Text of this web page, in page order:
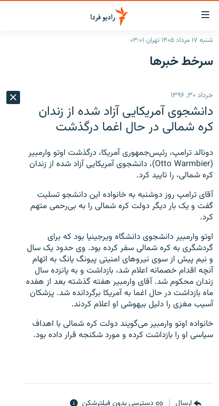
لینک‌های
قابلیت
دسترسی
بازگشت
اصلی
رفتن
به
صفحه
ایران
رادیو
انتخاب کنید و بشنوید
فرکانس‌ها
پادکست
گزارش‌های تصویری
گزارش‌های ویدئویی
زنان فردا
English
به ما بپیوندید
زبان‌های دیگر
شنبه ۱۷ مرداد ۱۴۰۵ تهران ۰۳:۰۱
سرخط‌ خبرها
خرداد ۳۰, ۱۳۹۶
دانشجوی آمریکایی آزاد شده از زندان
کره شمالی در حال اغما درگذشت
دونالد ترامپ، رئیس‌جمهوری آمریکا، درگذشت اوتو وارمبیر
(Otto Warmbier)، دانشجوی آمریکایی آزاد شده از زندان
کره شمالی، را تایید کرد.
آقای ترامپ روز دوشنبه به خانواده این دانشجو تسلیت
گفت و یک بار دیگر دولت کره شمالی را به بی‌رحمی متهم
کرد.
اوتو وارمبیر دانشجوی دانشگاه ویرجینیا بود که برای
گردشگری به کره شمالی سفر کرده بود. وی حدود یک سال
و نیم پیش از سوی نیروهای امنیتی پیونگ یانگ به اتهام
آنچه اقدام خصمانه اعلام شد، بازداشت و به پانزده سال
زندان محکوم شد. آقای وارمبیر هفته گذشته بعد از هفده
ماه بازداشت در حال اغما به آمریکا برگردانده شد. پزشکان
آسیب مغزی را دلیل بیهوشی او اعلام کردند.
خانواده اوتو وارمبیر می‌گویند دولت کره شمالی با اهداف
سیاسی او را بازداشت کرده و مورد شکنجه قرار داده بود.
ارسال دسترسی بدون فیلترشکن